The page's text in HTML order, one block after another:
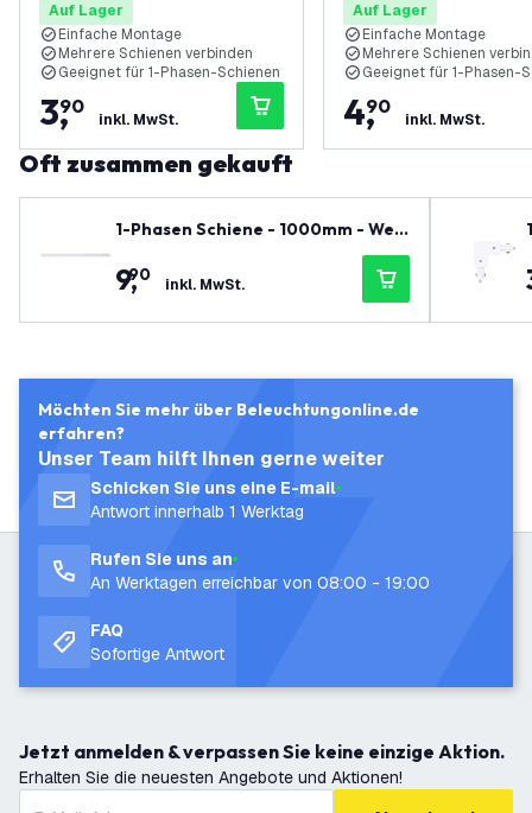
Auf Lager
Einfache Montage
Mehrere Schienen verbinden
Geeignet für 1-Phasen-Schienen
3,
90
inkl. MwSt.
Auf Lager
Einfache Montage
Mehrere Schienen
Geeignet für 1-Phasen-
4,
90
inkl. MwSt.
Oft zusammen gekauft
1-Phasen Schiene - 1000mm - Wei
9,
90 inkl. MwSt.
Möchten Sie mehr über Beleuchtungonline.de
erfahren?
Unser Team hilft Ihnen gerne weiter
Schicken Sie uns eine E-mail
Antwort innerhalb 1 Werktag
Rufen Sie uns an
An Werktagen erreichbar von 08:00 - 19:00
FAQ
Sofortige Antwort
Jetzt anmelden & verpassen Sie keine einzige Aktion.
Erhalten Sie die neuesten Angebote und Aktionen!